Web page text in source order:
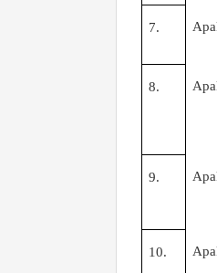
7.
8.
9.
10.